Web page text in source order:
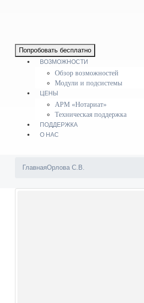
Попробовать бесплатно
ВОЗМОЖНОСТИ
Обзор возможностей
Модули и подсистемы
ЦЕНЫ
АРМ «Нотариат»
Техническая поддержка
ПОДДЕРЖКА
О НАС
ГлавнаяОрлова С.В.